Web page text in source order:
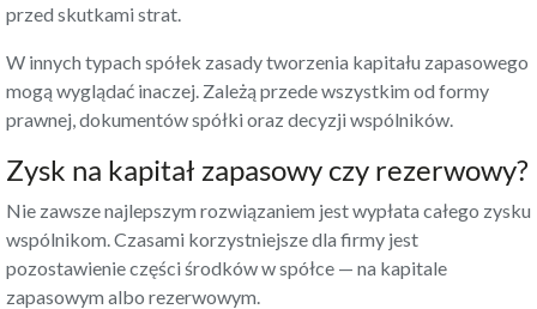
przed skutkami strat.
W innych typach spółek zasady tworzenia kapitału zapasowego
mogą wyglądać inaczej. Zależą przede wszystkim od formy
prawnej, dokumentów spółki oraz decyzji wspólników.
Zysk na kapitał zapasowy czy rezerwowy?
Nie zawsze najlepszym rozwiązaniem jest wypłata całego zysku
wspólnikom. Czasami korzystniejsze dla firmy jest
pozostawienie części środków w spółce — na kapitale
zapasowym albo rezerwowym.